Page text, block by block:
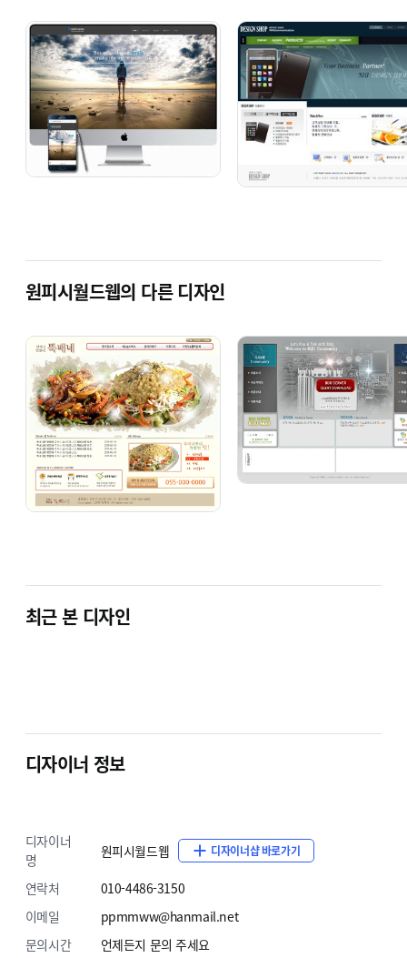
반응형 뷰티케어
(기업소개)
반응형 커뮤니티
(기업소개)
반응
(
반응형 우리공인중개사
(부동산)
위 구매 링크에 디자인 목록이 없는 경우는 아래의 디자인전체보기
원피시월드웹 디자인 전체보기
일반 홈페이지(PC) : 34만원 / 반응형
(PC+모바일) : 56만원
디자인 작업시 저희쪽 샘플형태를 유지하면서 20페이지 이내의
문의는 전화[010-5524-3050] / 우측 실시간 상담창 /
ppmmww@hanmail.net 으로 부탁드립니다.
원피시월드웹 홈페이지 디자인 바로가기
디자인 바로가기
원피시월드웹의 다른 디자인
최근 본 디자인
디자이너 정보
디자이너
명
원피시월드웹 디자이너샵 바로가기
연락처
010-4486-3150
이메일
ppmmww@hanmail.net
문의시간
언제든지 문의 주세요